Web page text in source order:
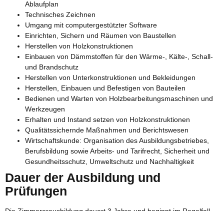
Ablaufplan
Technisches Zeichnen
Umgang mit computergestützter Software
Einrichten, Sichern und Räumen von Baustellen
Herstellen von Holzkonstruktionen
Einbauen von Dämmstoffen für den Wärme-, Kälte-, Schall-
und Brandschutz
Herstellen von Unterkonstruktionen und Bekleidungen
Herstellen, Einbauen und Befestigen von Bauteilen
Bedienen und Warten von Holzbearbeitungsmaschinen und
Werkzeugen
Erhalten und Instand setzen von Holzkonstruktionen
Qualitätssichernde Maßnahmen und Berichtswesen
Wirtschaftskunde: Organisation des Ausbildungsbetriebes,
Berufsbildung sowie Arbeits- und Tarifrecht, Sicherheit und
Gesundheitsschutz, Umweltschutz und Nachhaltigkeit
Dauer der Ausbildung und
Prüfungen